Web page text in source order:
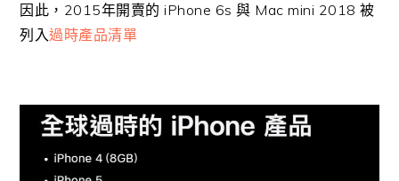
因此，2015年開賣的 iPhone 6s 與 Mac mini 2018 被
列入過時產品清單